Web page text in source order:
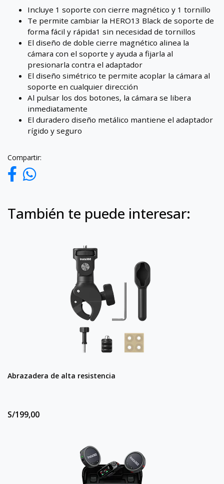
Incluye 1 soporte con cierre magnético y 1 tornillo
Te permite cambiar la HERO13 Black de soporte de
forma fácil y rápida1 sin necesidad de tornillos
El diseño de doble cierre magnético alinea la
cámara con el soporte y ayuda a fijarla al
presionarla contra el adaptador
El diseño simétrico te permite acoplar la cámara al
soporte en cualquier dirección
Al pulsar los dos botones, la cámara se libera
inmediatamente
El duradero diseño metálico mantiene el adaptador
rígido y seguro
Compartir:
También te puede interesar:
Abrazadera de alta resistencia
S/199,00